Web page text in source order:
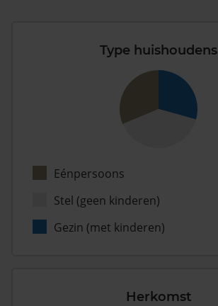
Type huishoudens
Eénpersoons
Stel (geen kinderen)
Gezin (met kinderen)
Herkomst